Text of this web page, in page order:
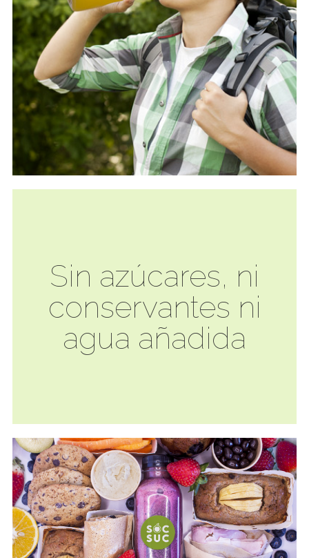
Sin azúcares, ni
conservantes ni
agua añadida